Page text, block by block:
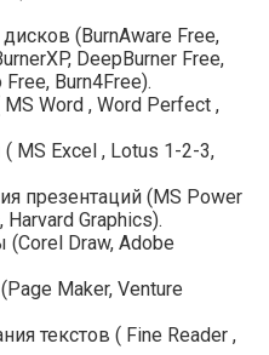
(BurnAware Free,
DeepBurner Free,
Burn4Free).
Word , Word Perfect ,
MS Excel , Lotus 1-2-3,
презентаций (MS Power
Graphics).
(Сorel Draw, Adobe
Maker, Venture
текстов ( Fine Reader ,